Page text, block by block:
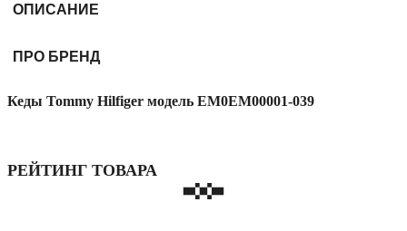
ОПИСАНИЕ
ПРО БРЕНД
Кеды Tommy Hilfiger модель EM0EM00001-039
РЕЙТИНГ ТОВАРА